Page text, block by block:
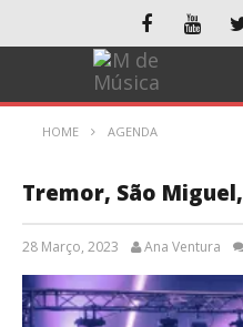
HOME AGENDA
Tremor, São
28 Março, 2023 Ana Ventura